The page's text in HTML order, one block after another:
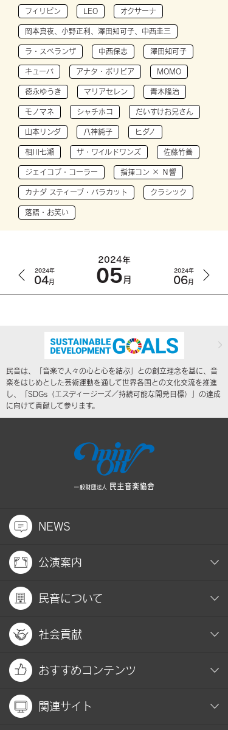
フィリピン LEO オクサーナ
岡本真夜、小野正利、澤田知可子、中西圭三
ラ・スペランザ 中西保志 澤田知可子
キューバ アナタ・ボリビア MOMO
徳永ゆうき マリアセレン 青木隆治
モノマネ シャチホコ だいすけお兄さん
山本リンダ 八神純子 ヒダノ
相川七瀬 ザ・ワイルドワンズ 佐藤竹善
ジェイコブ・コーラー 指揮コン × Ｎ響
カナダ スティーブ・バラカット クラシック
落語・お笑い
2024年
04月
2024年
05月
2024年
06月
民音は、「音楽で人々の心と心を結ぶ」との創立理念を基に、音
楽をはじめとした芸術運動を通して世界各国との文化交流を推進
し、「SDGs（エスディージーズ／持続可能な開発目標）」の達成
に向けて貢献して参ります。
NEWS
公演案内
民音について
社会貢献
おすすめコンテンツ
関連サイト